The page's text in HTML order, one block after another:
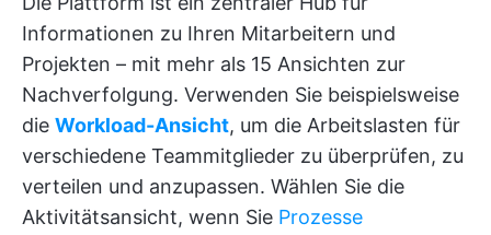
Informationen zu Ihren Mitarbeitern und
Projekten – mit mehr als 15 Ansichten zur
Nachverfolgung. Verwenden Sie beispielsweise
die Workload-Ansicht, um die Arbeitslasten für
verschiedene Teammitglieder zu überprüfen, zu
verteilen und anzupassen. Wählen Sie die
Aktivitätsansicht, wenn Sie Prozesse